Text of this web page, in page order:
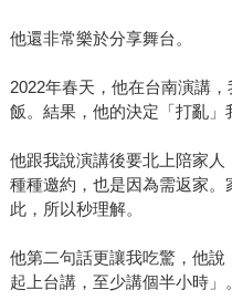
他還非常樂於分享舞台。
2022年春天，他在台南演講
飯。結果，他的決定「打亂」
他跟我說演講後要北上陪家
種種邀約，也是因為需返家
此，所以秒理解。
他第二句話更讓我吃驚，他
起上台講，至少講個半小時」。